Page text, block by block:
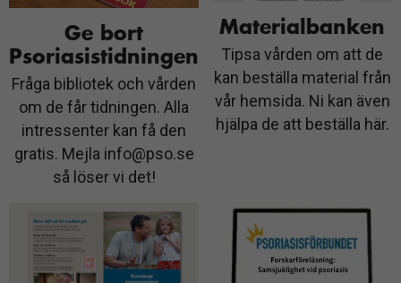
Ge bort
Psoriasistidningen
Fråga bibliotek och vården
om de får tidningen. Alla
intressenter kan få den
gratis. Mejla info@pso.se
så löser vi det!
Materialbanken
Tipsa vården om att de
kan beställa material från
vår hemsida. Ni kan även
hjälpa de att beställa här.